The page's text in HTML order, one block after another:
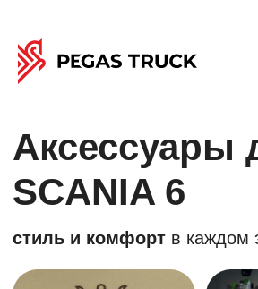
SCANIA 6
в каждом элементе